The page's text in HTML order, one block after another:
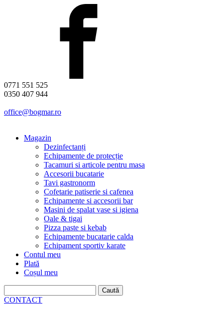
0771 551 525
0350 407 944
office@bogmar.ro
Magazin
Dezinfectanți
Echipamente de protecție
Tacamuri si articole pentru masa
Accesorii bucatarie
Tavi gastronorm
Cofetarie patiserie si cafenea
Echipamente si accesorii bar
Masini de spalat vase si igiena
Oale & tigai
Pizza paste si kebab
Echipamente bucatarie calda
Echipament sportiv karate
Contul meu
Plată
Coșul meu
după:
CONTACT